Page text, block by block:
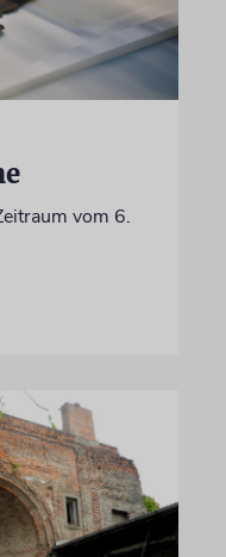
vom 6.